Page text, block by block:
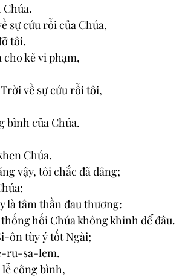
sự cứu rỗi của Chúa,
tôi.
cho kẻ vi phạm,
về sự cứu rỗi tôi,
bình của Chúa.
Chúa.
vậy, tôi chắc đã dâng;
là tâm thần đau thương:
hối Chúa không khinh dể đâu.
ôn tùy ý tốt Ngài;
ru-sa-lem.
lễ công bình,